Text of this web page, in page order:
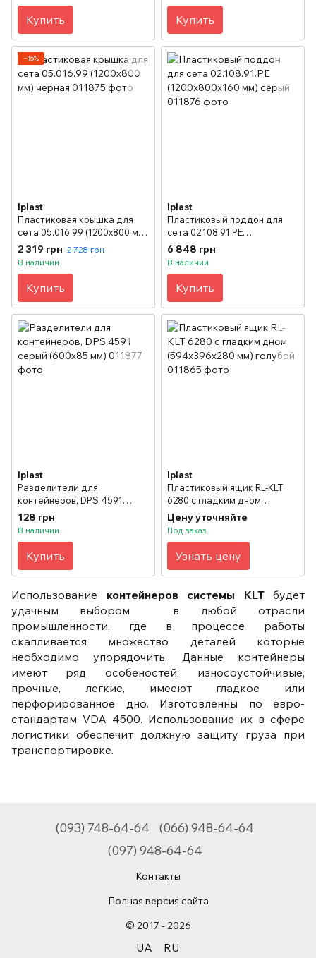
Купить Купить
−15%
Iplast
Пластиковая крышка для
сета 05.016.99 (1200х800 мм)
черная
2 319 грн 2 728 грн
В наличии
Купить
Iplast
Пластиковый поддон для
сета 02.108.91.PE
(1200х800x160 мм) серый
6 848 грн
В наличии
Купить
Iplast
Разделители для
контейнеров, DPS 4591
серый (600х85 мм)
128 грн
В наличии
Купить
Iplast
Пластиковый ящик RL-KLT
6280 с гладким дном
(594х396х280 мм) голубой
Цену уточняйте
Под заказ
Узнать цену
Использование контейнеров системы KLTбудет
удачным выбором в любой отрасли
промышленности, где в процессе работы
скапливается множество деталей которые
необходимо упорядочить. Данные контейнеры
имеют ряд особеностей: износоустойчивые,
прочные, легкие, имееют гладкое или
перфорированное дно. Изготовленны по евро-
стандартам VDA 4500. Использование их в сфере
логистики обеспечит должную защиту груза при
транспортировке.
(093) 748-64-64
(066) 948-64-64
(097) 948-64-64
Контакты
Полная версия сайта
© 2017 - 2026
UA RU